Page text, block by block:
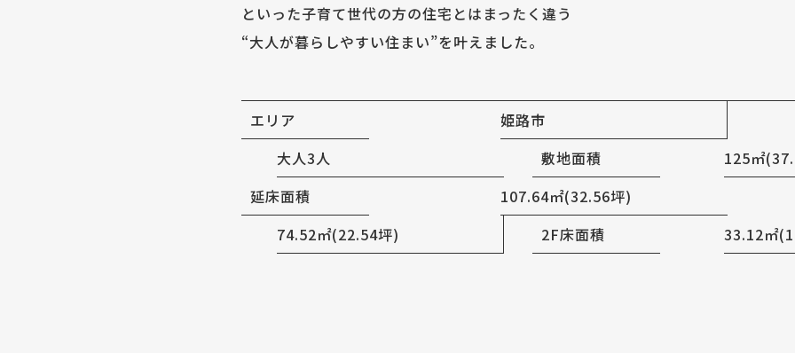
といった子育て世代の方の住宅とはまったく違う
“大人が暮らしやすい住まい”を叶えました。
エリア
姫路市
大人3人
敷地面積
125㎡
延床面積
107.64㎡(32.56坪)
74.52㎡(22.54坪)
2F床面積 33.12㎡